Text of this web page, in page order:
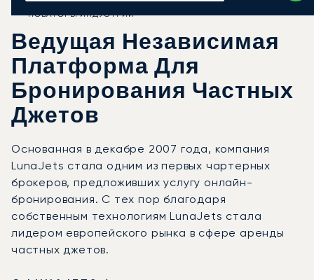
НОВАТОРЫ ИНДУСТРИИ
Ведущая Независимая
Платформа Для
Бронирования Частных
Джетов
Основанная в декабре 2007 года, компания
LunaJets стала одним из первых чартерных
брокеров, предложивших услугу онлайн-
бронирования. С тех пор благодаря
собственным технологиям LunaJets стала
лидером европейского рынка в сфере аренды
частных джетов.